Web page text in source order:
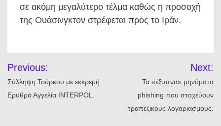
σε ακόμη μεγαλύτερο τέλμα καθώς η προσοχή
της Ουάσινγκτον στρέφεται προς το Ιράν.
άρθρων
Previous:
Σύλληψη Τούρκου με εκκρεμή
Ερυθρά Αγγελία INTERPOL.
Next:
Τα «έξυπνα» μηνύματα
phishing που στοχεύουν
τραπεζικούς λογαριασμούς.